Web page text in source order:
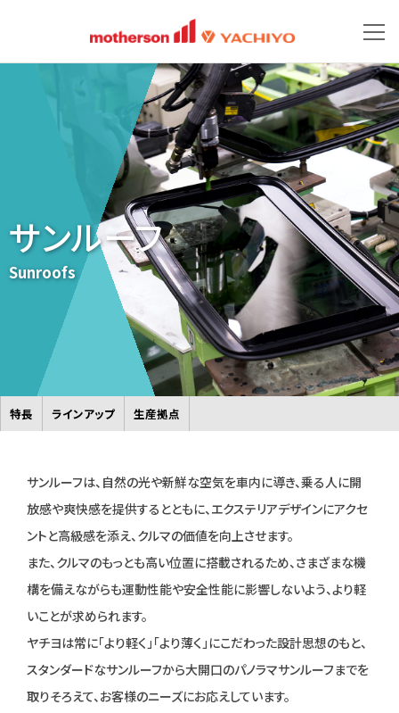
サンルーフ
Sunroofs
特長 ラインアップ 生産拠点
サンルーフは、自然の光や新鮮な空気を車内に導き、乗る人に開
放感や爽快感を提供するとともに、エクステリアデザインにアクセ
ントと高級感を添え、クルマの価値を向上させます。
また、クルマのもっとも高い位置に搭載されるため、さまざまな機
構を備えながらも運動性能や安全性能に影響しないよう、より軽
いことが求められます。
ヤチヨは常に「より軽く」「より薄く」にこだわった設計思想のもと、
スタンダードなサンルーフから大開口のパノラマサンルーフまでを
取りそろえて、お客様のニーズにお応えしています。